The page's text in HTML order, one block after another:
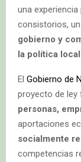
una
consistorios, un
gobierno y
la política
El Gobierno de
proyecto de ley
personas,
aportaciones
socialmente
competencias